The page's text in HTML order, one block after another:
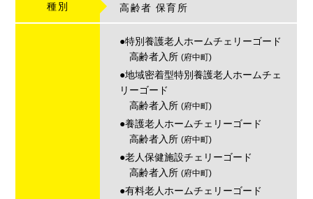
種別 高齢者 保育所
●特別養護老人ホームチェリーゴード
高齢者入所(府中町)
●地域密着型特別養護老人ホームチェ
リーゴード
高齢者入所(府中町)
●養護老人ホームチェリーゴード
高齢者入所(府中町)
●老人保健施設チェリーゴード
高齢者入所(府中町)
●有料老人ホームチェリーゴード